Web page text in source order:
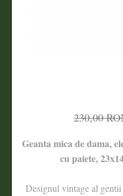
230,00
Geanta mica de dama,
cu paiete,
Designul vintage al